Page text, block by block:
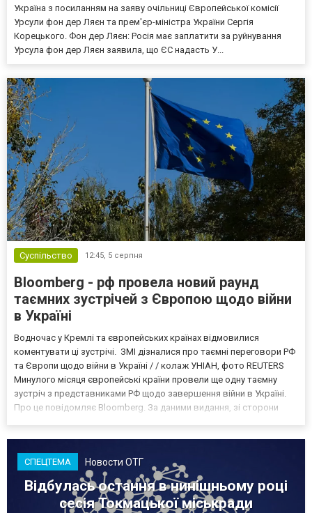
Україна з посиланням на заяву очільниці Європейської комісії
Урсули фон дер Ляєн та прем'єр-міністра України Сергія
Корецького. Фон дер Ляєн: Росія має заплатити за руйнування
Урсула фон дер Ляєн заявила, що ЄС надасть У...
Суспільство 12:45, 5 серпня
Bloomberg - рф провела новий раунд
таємних зустрічей з Європою щодо війни
в Україні
Водночас у Кремлі та європейських країнах відмовилися
коментувати ці зустрічі. ЗМІ дізналися про таємні переговори РФ
та Європи щодо війни в Україні / / колаж УНІАН, фото REUTERS
Минулого місяця європейські країни провели ще одну таємну
зустріч з представниками РФ щодо завершення війни в Україні.
Про це повідомляє Bloomberg. За даними видання, зі сторони
СПЕЦТЕМА Новости ОТГ
Відбулась остання в нинішньому році
сесія Токмацької міськради